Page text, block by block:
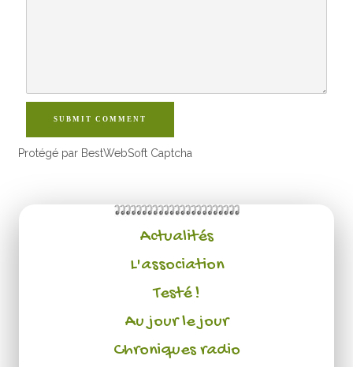
SUBMIT COMMENT
Protégé par BestWebSoft Captcha
Actualités
L'association
Testé !
Au jour le jour
Chroniques radio